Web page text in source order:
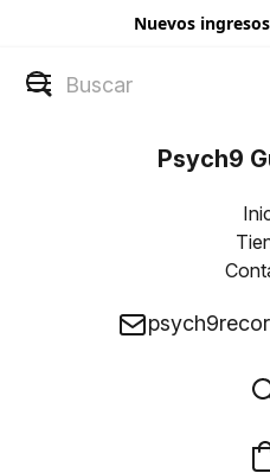
Nuevos
Psych9